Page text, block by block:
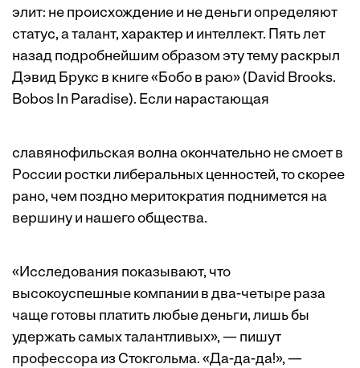
элит: не происхождение и не деньги определяют
статус, а талант, характер и интеллект. Пять лет
назад подробнейшим образом эту тему раскрыл
Дэвид Брукс в книге «Бобо в раю» (David Brooks.
Bobos In Paradise). Если нарастающая
славянофильская волна окончательно не смоет в
России ростки либеральных ценностей, то скорее
рано, чем поздно меритократия поднимется на
вершину и нашего общества.
«Исследования показывают, что
высокоуспешные компании в два-четыре раза
чаще готовы платить любые деньги, лишь бы
удержать самых талантливых», — пишут
профессора из Стокгольма. «Да-да-да!», —